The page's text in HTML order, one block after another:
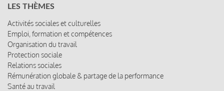
LES THÈMES
Activités sociales et culturelles
Emploi, formation et compétences
Organisation du travail
Protection sociale
Relations sociales
Rémunération globale & partage de la performance
Santé au travail